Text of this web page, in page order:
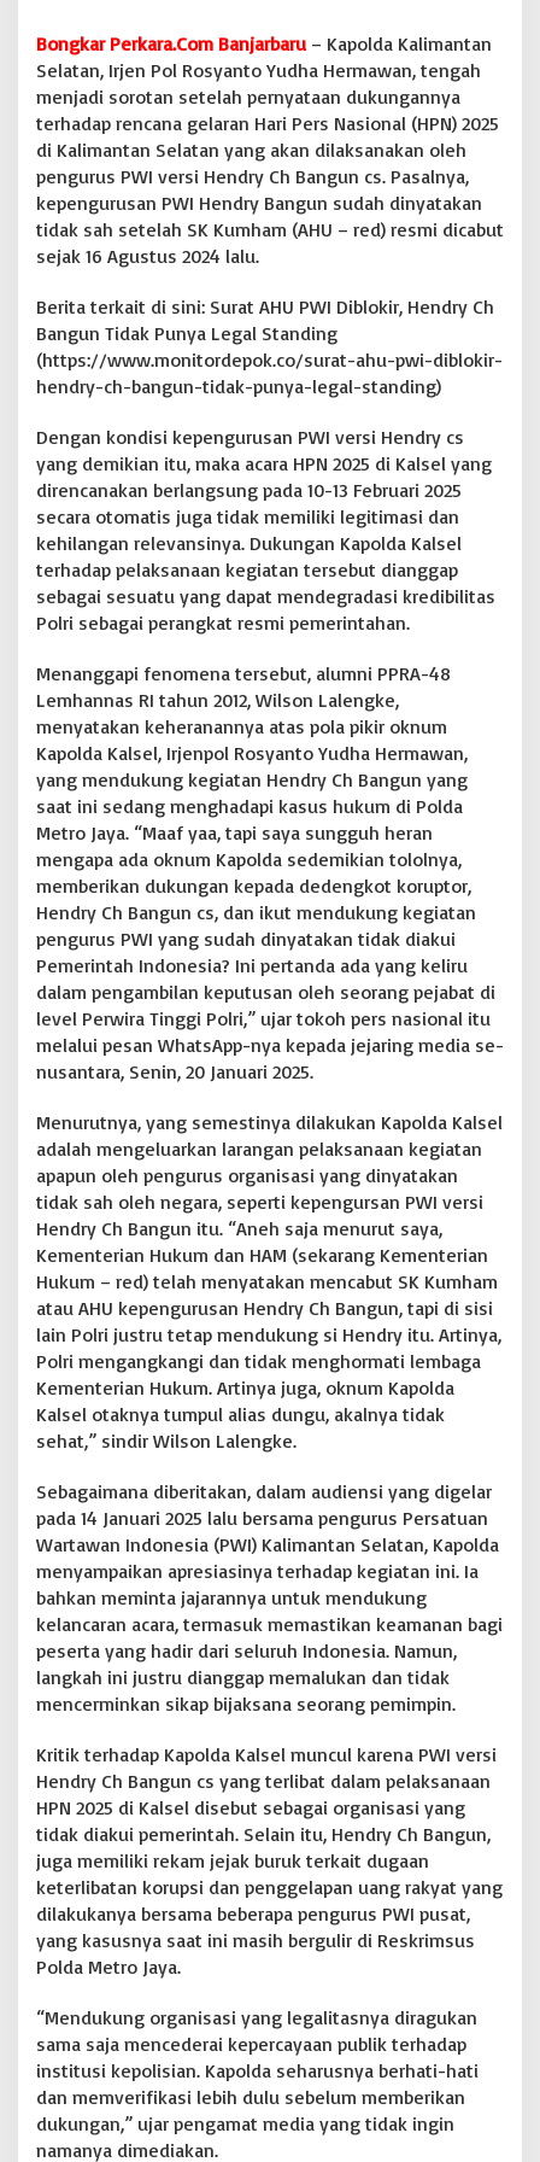
G
e
l
a
r
H
P
,
W
s
n
L
a
e
g
k
e
:
e
m
a
u
k
a
n
!
Bongkar Perkara.Com Banjarbaru – Kapolda Kalimantan
Selatan, Irjen Pol Rosyanto Yudha Hermawan, tengah
menjadi sorotan setelah pernyataan dukungannya
terhadap rencana gelaran Hari Pers Nasional (HPN) 2025
di Kalimantan Selatan yang akan dilaksanakan oleh
pengurus PWI versi Hendry Ch Bangun cs. Pasalnya,
kepengurusan PWI Hendry Bangun sudah dinyatakan
tidak sah setelah SK Kumham (AHU – red) resmi dicabut
sejak 16 Agustus 2024 lalu.
Berita terkait di sini: Surat AHU PWI Diblokir, Hendry Ch
Bangun Tidak Punya Legal Standing
(https://www.monitordepok.co/surat-ahu-pwi-diblokir-
hendry-ch-bangun-tidak-punya-legal-standing)
Dengan kondisi kepengurusan PWI versi Hendry cs
yang demikian itu, maka acara HPN 2025 di Kalsel yang
direncanakan berlangsung pada 10-13 Februari 2025
secara otomatis juga tidak memiliki legitimasi dan
kehilangan relevansinya. Dukungan Kapolda Kalsel
terhadap pelaksanaan kegiatan tersebut dianggap
sebagai sesuatu yang dapat mendegradasi kredibilitas
Polri sebagai perangkat resmi pemerintahan.
Menanggapi fenomena tersebut, alumni PPRA-48
Lemhannas RI tahun 2012, Wilson Lalengke,
menyatakan keheranannya atas pola pikir oknum
Kapolda Kalsel, Irjenpol Rosyanto Yudha Hermawan,
yang mendukung kegiatan Hendry Ch Bangun yang
saat ini sedang menghadapi kasus hukum di Polda
Metro Jaya. “Maaf yaa, tapi saya sungguh heran
mengapa ada oknum Kapolda sedemikian tololnya,
memberikan dukungan kepada dedengkot koruptor,
Hendry Ch Bangun cs, dan ikut mendukung kegiatan
pengurus PWI yang sudah dinyatakan tidak diakui
Pemerintah Indonesia? Ini pertanda ada yang keliru
dalam pengambilan keputusan oleh seorang pejabat di
level Perwira Tinggi Polri,” ujar tokoh pers nasional itu
melalui pesan WhatsApp-nya kepada jejaring media se-
nusantara, Senin, 20 Januari 2025.
Menurutnya, yang semestinya dilakukan Kapolda Kalsel
adalah mengeluarkan larangan pelaksanaan kegiatan
apapun oleh pengurus organisasi yang dinyatakan
tidak sah oleh negara, seperti kepengursan PWI versi
Hendry Ch Bangun itu. “Aneh saja menurut saya,
Kementerian Hukum dan HAM (sekarang Kementerian
Hukum – red) telah menyatakan mencabut SK Kumham
atau AHU kepengurusan Hendry Ch Bangun, tapi di sisi
lain Polri justru tetap mendukung si Hendry itu. Artinya,
Polri mengangkangi dan tidak menghormati lembaga
Kementerian Hukum. Artinya juga, oknum Kapolda
Kalsel otaknya tumpul alias dungu, akalnya tidak
sehat,” sindir Wilson Lalengke.
Sebagaimana diberitakan, dalam audiensi yang digelar
pada 14 Januari 2025 lalu bersama pengurus Persatuan
Wartawan Indonesia (PWI) Kalimantan Selatan, Kapolda
menyampaikan apresiasinya terhadap kegiatan ini. Ia
bahkan meminta jajarannya untuk mendukung
kelancaran acara, termasuk memastikan keamanan bagi
peserta yang hadir dari seluruh Indonesia. Namun,
langkah ini justru dianggap memalukan dan tidak
mencerminkan sikap bijaksana seorang pemimpin.
Kritik terhadap Kapolda Kalsel muncul karena PWI versi
Hendry Ch Bangun cs yang terlibat dalam pelaksanaan
HPN 2025 di Kalsel disebut sebagai organisasi yang
tidak diakui pemerintah. Selain itu, Hendry Ch Bangun,
juga memiliki rekam jejak buruk terkait dugaan
keterlibatan korupsi dan penggelapan uang rakyat yang
dilakukanya bersama beberapa pengurus PWI pusat,
yang kasusnya saat ini masih bergulir di Reskrimsus
Polda Metro Jaya.
“Mendukung organisasi yang legalitasnya diragukan
sama saja mencederai kepercayaan publik terhadap
institusi kepolisian. Kapolda seharusnya berhati-hati
dan memverifikasi lebih dulu sebelum memberikan
dukungan,” ujar pengamat media yang tidak ingin
namanya dimediakan.